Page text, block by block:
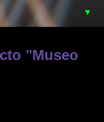
▼
"Museo